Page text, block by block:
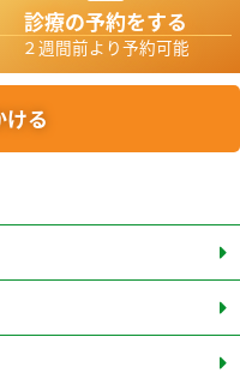
診療の予約をする
２週間前より予約可能
ける